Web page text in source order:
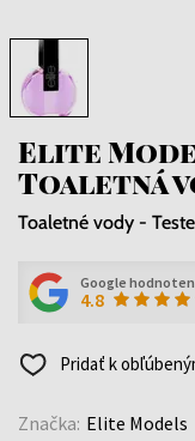
Elite
Toaletná
Toaletné vody -
Google
4.8
Pridať k
Značka: Elite Models